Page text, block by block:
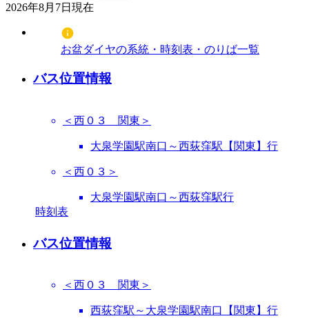
2026年8月7日 現在
お盆ダイヤの系統・時刻表・のりば一覧
バス位置情報
＜西０３ 関東＞
大泉学園駅南口～西荻窪駅【関東】行
＜西０３＞
大泉学園駅南口～西荻窪駅行
時刻表
バス位置情報
＜西０３ 関東＞
西荻窪駅～大泉学園駅南口【関東】行